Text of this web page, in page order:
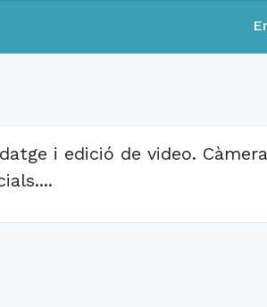
i edició de video.